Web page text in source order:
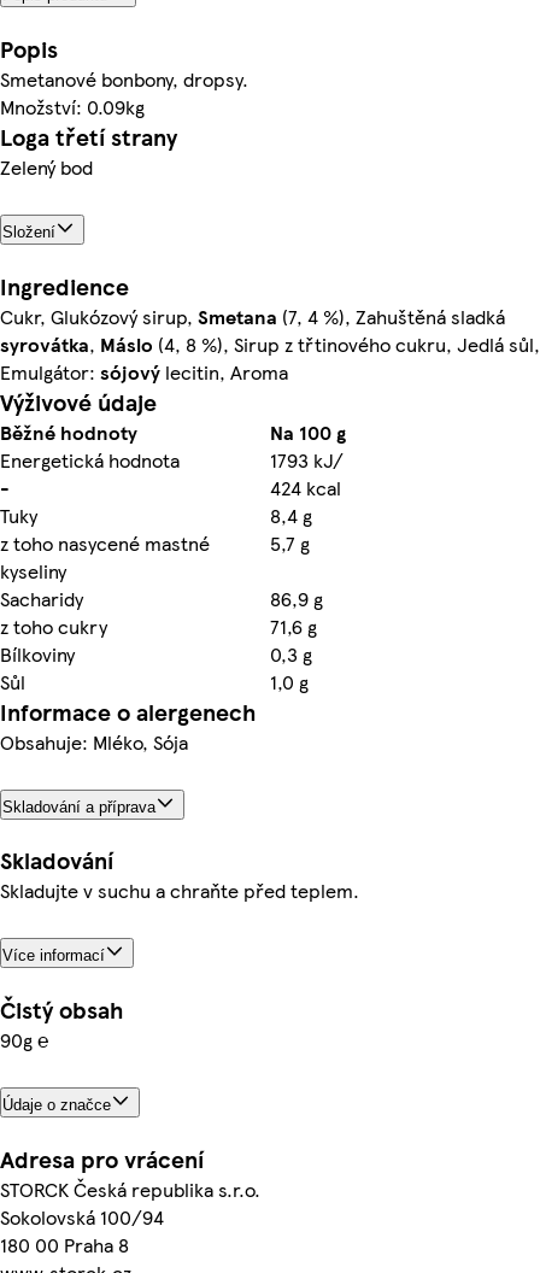
Popis
Smetanové bonbony, dropsy.
Množství: 0.09kg
Loga třetí strany
Zelený bod
Složení
Ingredience
Cukr, Glukózový sirup, Smetana (7, 4 %), Zahuštěná sladká
syrovátka, Máslo (4, 8 %), Sirup z třtinového cukru, Jedlá sůl,
Emulgátor: sójový lecitin, Aroma
Výživové údaje
Běžné hodnoty
Na 100 g
Energetická hodnota
1793 kJ/
-
424 kcal
Tuky
8,4 g
z toho nasycené mastné
kyseliny
5,7 g
Sacharidy
86,9 g
z toho cukry
71,6 g
Bílkoviny
0,3 g
Sůl
1,0 g
Informace o alergenech
Obsahuje: Mléko, Sója
Skladování a příprava
Skladování
Skladujte v suchu a chraňte před teplem.
Více informací
Čistý obsah
90g ℮
Údaje o značce
Adresa pro vrácení
STORCK Česká republika s.r.o.
Sokolovská 100/94
180 00 Praha 8